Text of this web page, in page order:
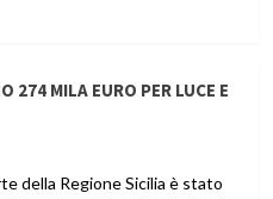
274 MILA EURO PER LUCE E
della Regione Sicilia è stato